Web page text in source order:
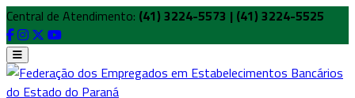
Central de Atendimento: (41) 3224-5573 | (41) 3224-5525